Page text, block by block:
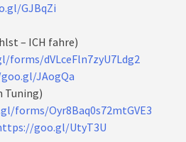
GJBqZi
– ICH fahre)
forms/dVLceFln7zyU7Ldg2
JAogQa
Tuning)
forms/Oyr8Baq0s72mtGVE3
goo.gl/UtyT3U